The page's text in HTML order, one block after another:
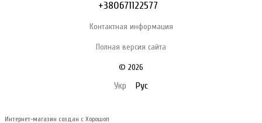
+380671122577
Контактная информация
Полная версия сайта
© 2026
Укр Рус
Интернет-магазин создан с Хорошоп